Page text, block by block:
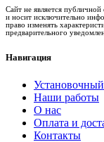
Сайт не является
и носит исключительно
право изменять
предварительного
Навигация
Наши работы
О нас
Оплата и
Контакты